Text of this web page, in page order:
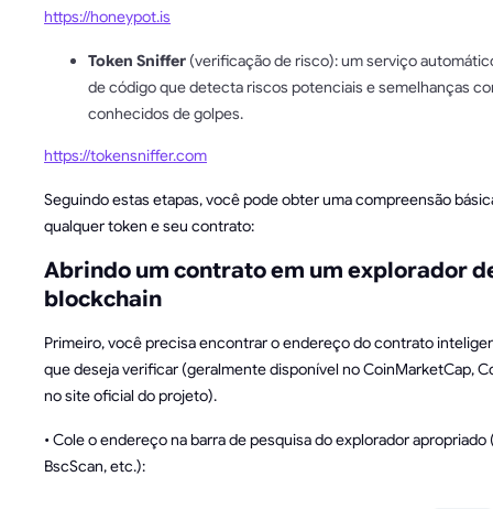
https://honeypot.is
Token Sniffer (verificação de risco): um serviço
de código que detecta riscos potenciais e semelhanças
conhecidos de golpes.
https://tokensniffer.com
Seguindo estas etapas, você pode obter uma compreensão
qualquer token e seu contrato:
Abrindo um contrato em um explorador
blockchain
Primeiro, você precisa encontrar o endereço do contrato
que deseja verificar (geralmente disponível no CoinMarketCap,
no site oficial do projeto).
• Cole o endereço na barra de pesquisa do explorador apropriado
BscScan, etc.):